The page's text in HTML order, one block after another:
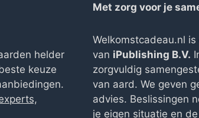
helder
keuze
Met zorg voor je
Welkomstcadeau.nl
van iPublishing B.V.
zorgvuldig
van aard. We geven
advies. Beslissingen
je eigen situatie en